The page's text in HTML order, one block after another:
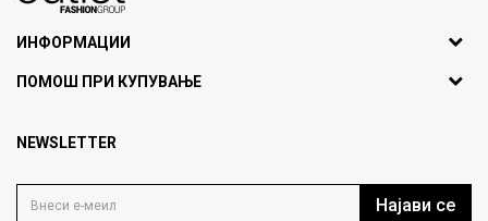
Порака
ИНФОРМАЦИИ
За нас
Продавница
Кариера
ПОМОШ ПРИ КУПУВАЊЕ
Политика на приватност
Како да купите
NEWSLETTER
Најави се